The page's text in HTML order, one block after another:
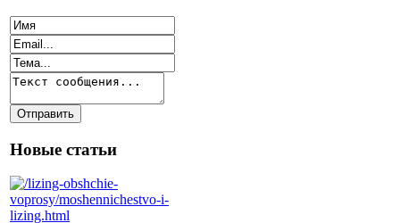
Новые статьи